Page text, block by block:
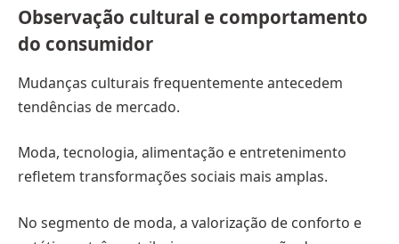
Observação cultural e comportamento
do consumidor
Mudanças culturais frequentemente antecedem
tendências de mercado.
Moda, tecnologia, alimentação e entretenimento
refletem transformações sociais mais amplas.
No segmento de moda, a valorização de conforto e